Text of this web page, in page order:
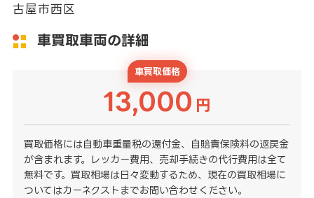
古屋市西区
車買取車両の詳細
車買取価格
13,000 円
買取価格には自動車重量税の還付金、自賠責保険料の返戻金
が含まれます。レッカー費用、売却手続きの代行費用は全て
無料です。買取相場は日々変動するため、現在の買取相場に
ついてはカーネクストまでお問い合わせください。